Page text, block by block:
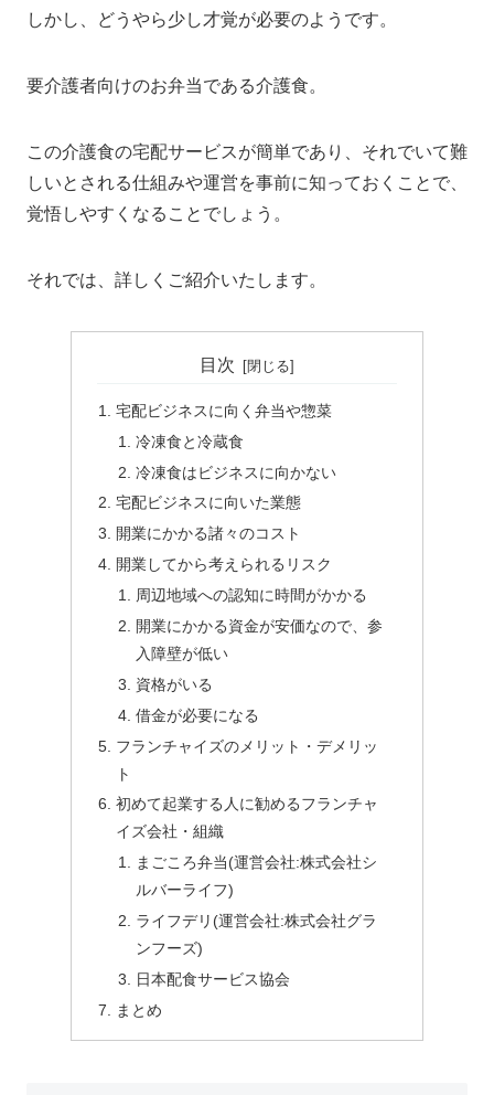
しかし、どうやら少し才覚が必要のようです。
要介護者向けのお弁当である介護食。
この介護食の宅配サービスが簡単であり、それでいて難
しいとされる仕組みや運営を事前に知っておくことで、
覚悟しやすくなることでしょう。
それでは、詳しくご紹介いたします。
目次
宅配ビジネスに向く弁当や惣菜
冷凍食と冷蔵食
冷凍食はビジネスに向かない
宅配ビジネスに向いた業態
開業にかかる諸々のコスト
開業してから考えられるリスク
周辺地域への認知に時間がかかる
開業にかかる資金が安価なので、参
入障壁が低い
資格がいる
借金が必要になる
フランチャイズのメリット・デメリッ
ト
初めて起業する人に勧めるフランチャ
イズ会社・組織
まごころ弁当(運営会社:株式会社シ
ルバーライフ)
ライフデリ(運営会社:株式会社グラ
ンフーズ)
日本配食サービス協会
まとめ